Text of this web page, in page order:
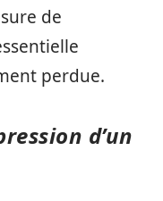
de
perdue.
d’un